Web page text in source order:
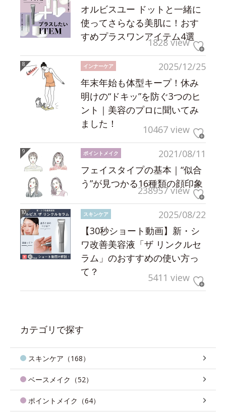
オルビスユー ドットと一緒に
使ってさらなる美肌に！おす
すめプラスワンアイテム4選
1828 view
2025/12/25
インナーケア
年末年始も体型キープ！休み
明けの“ドキッ”を防ぐ3つのヒ
ント｜美容のプロに聞いてみ
ました！
10467 view
2021/08/11
ポイントメイク
フェイスタイプの基本｜“似合
う”が見つかる16種類の顔印象
238957 view
2025/08/22
スキンケア
【30秒ショート動画】新・シ
ワ改善美容液「ザ リンクルセ
ラム」のおすすめの使い方っ
て？
5411 view
カテゴリで探す
スキンケア（168）
ベースメイク（52）
ポイントメイク（64）